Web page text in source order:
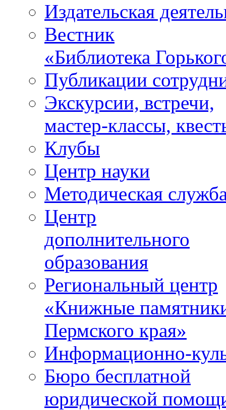
Издательская
Вестник
«Библиотека
Публикации
Экскурсии, встречи,
мастер-классы,
Клубы
Центр науки
Методическая
Центр
дополнительного
образования
Региональный центр
«Книжные
Пермского края»
Информационно-
Бюро бесплатной
юридической